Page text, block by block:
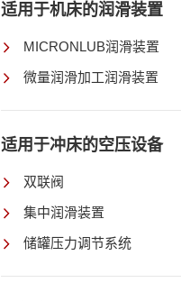
适用于机床的润滑装置
MICRONLUB润滑装置
微量润滑加工润滑装置
适用于冲床的空压设备
双联阀
集中润滑装置
储罐压力调节系统